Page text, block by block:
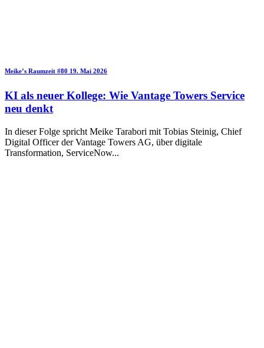
Meike’s Raumzeit #80 19. Mai 2026
KI als neuer Kollege: Wie Vantage Towers Service
neu denkt
In dieser Folge spricht Meike Tarabori mit Tobias Steinig, Chief
Digital Officer der Vantage Towers AG, über digitale
Transformation, ServiceNow...